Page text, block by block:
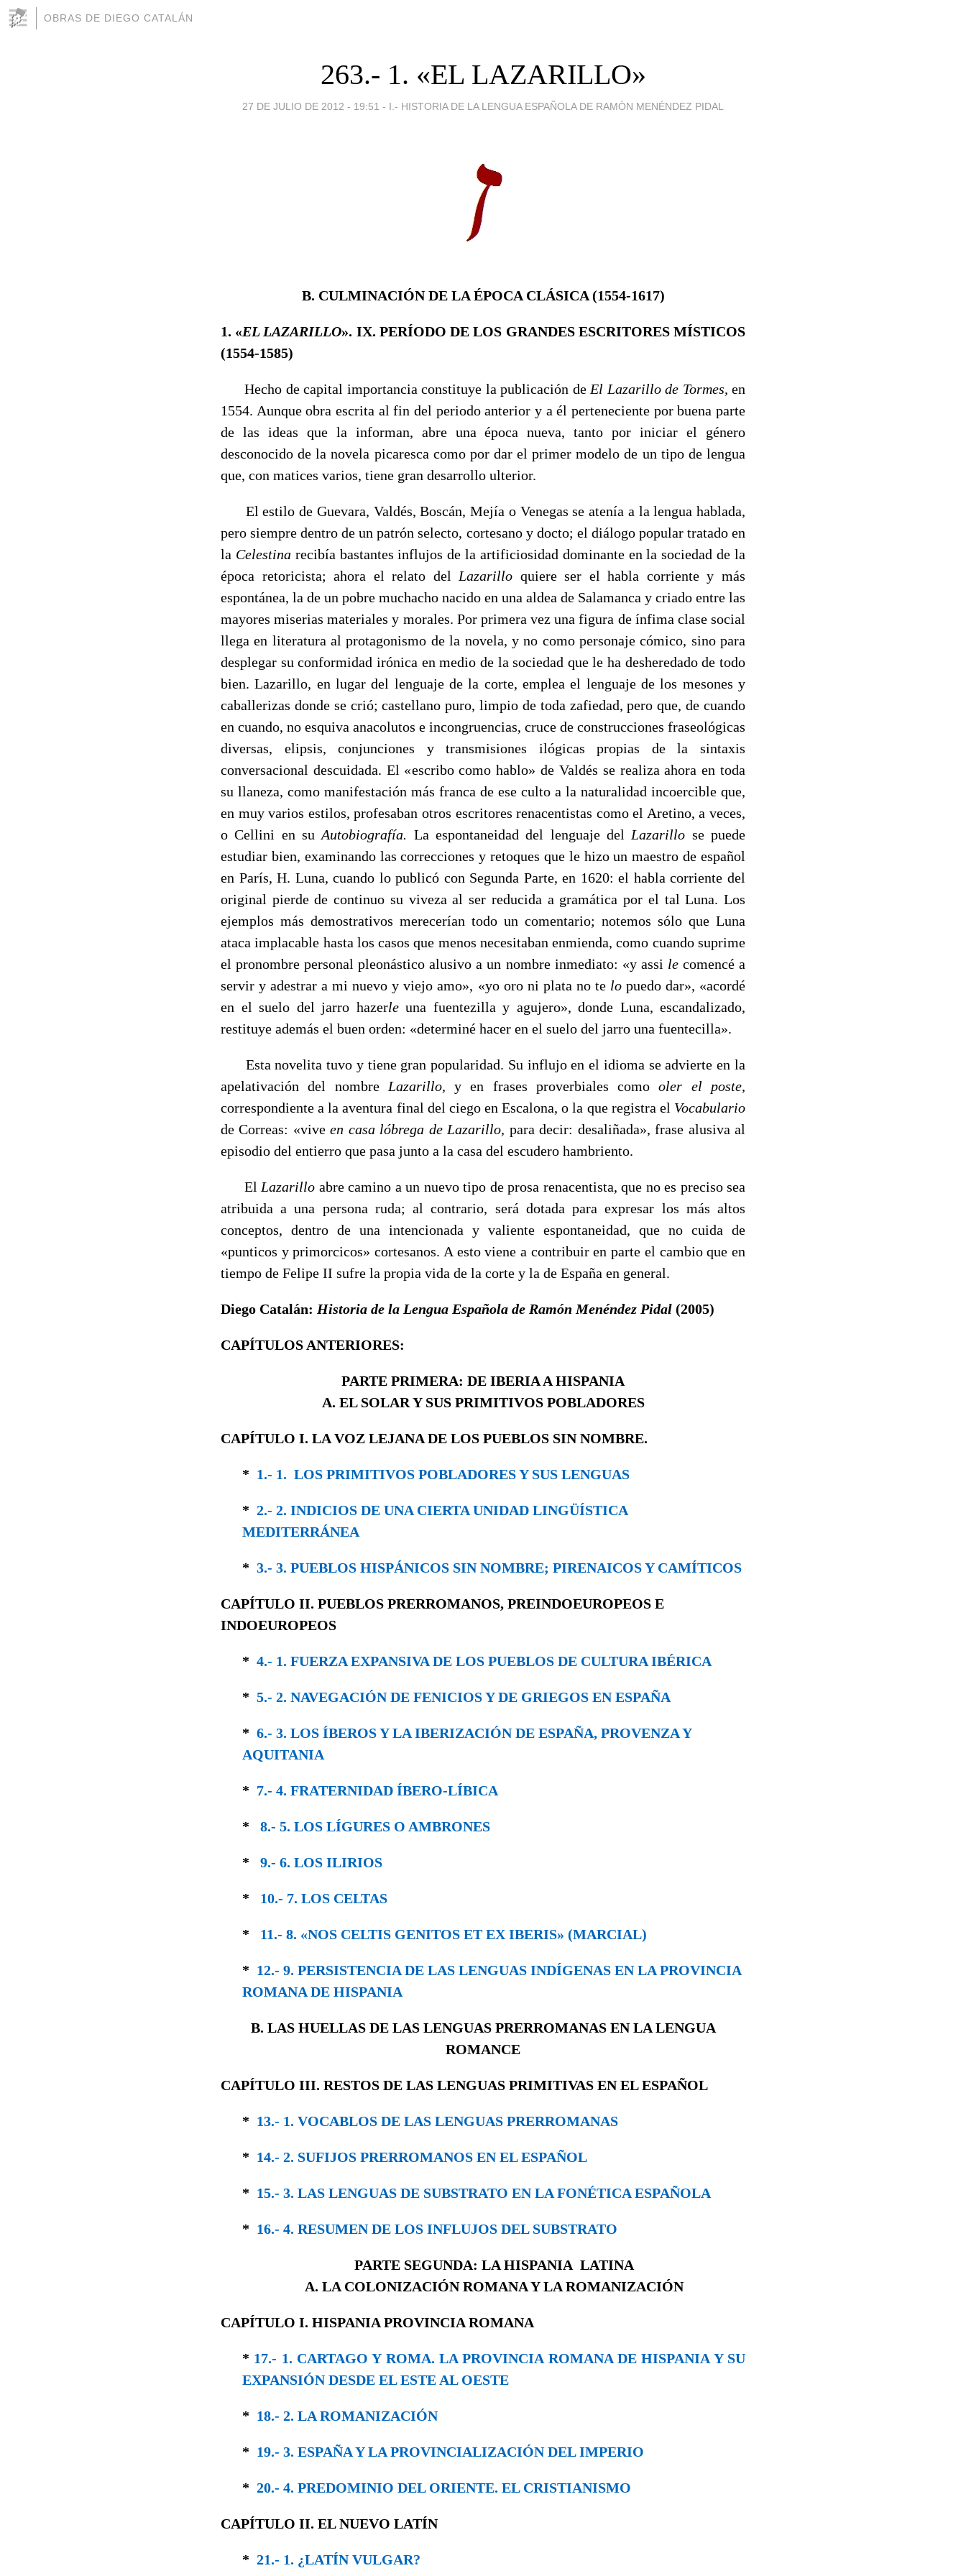
OBRAS DE DIEGO CATALÁN
263.- 1. «EL LAZARILLO»
27 DE JULIO DE 2012 - 19:51 - I.- HISTORIA DE LA LENGUA ESPAÑOLA DE RAMÓN MENÉNDEZ PIDAL
B. CULMINACIÓN DE LA ÉPOCA CLÁSICA (1554-1617)
1. «EL LAZARILLO». IX. PERÍODO DE LOS GRANDES ESCRITORES MÍSTICOS
(1554-1585)
Hecho de capital importancia constituye la publicación de El Lazarillo de Tormes, en
1554. Aunque obra escrita al fin del periodo anterior y a él perteneciente por buena parte
de las ideas que la informan, abre una época nueva, tanto por iniciar el género
desconocido de la novela picaresca como por dar el primer modelo de un tipo de lengua
que, con matices varios, tiene gran desarrollo ulterior.
El estilo de Guevara, Valdés, Boscán, Mejía o Venegas se atenía a la lengua hablada,
pero siempre dentro de un patrón selecto, cortesano y docto; el diálogo popular trata­do en
la Celestina recibía bastantes influjos de la artificiosidad dominante en la sociedad de la
época retoricista; aho­ra el relato del Lazarillo quiere ser el habla corriente y más
espontánea, la de un pobre muchacho nacido en una aldea de Salamanca y criado entre las
mayores miserias ma­teriales y morales. Por primera vez una figura de ínfima clase social
llega en literatura al protagonismo de la nove­la, y no como personaje cómico, sino para
desplegar su conformidad irónica en medio de la sociedad que le ha desheredado de todo
bien. Lazarillo, en lugar del lenguaje de la corte, emplea el lenguaje de los mesones y
caballeri­zas donde se crió; castellano puro, limpio de toda zafiedad, pero que, de cuando
en cuando, no esquiva anacolutos e incongruencias, cruce de construcciones fraseológicas
diversas, elipsis, conjunciones y transmisiones ilógicas propias de la sintaxis
conversacional descuidada. El «escribo como hablo» de Valdés se realiza ahora en toda
su llaneza, como manifestación más franca de ese culto a la naturalidad incoercible que,
en muy varios estilos, profesaban otros escri­tores renacentistas como el Aretino, a veces,
o Cellini en suAutobiografía. La espontaneidad del lenguaje del Lazari­llo se puede
estudiar bien, examinando las correcciones y retoques que le hizo un maestro de español
en París, H. Luna, cuando lo publicó con Segunda Parte, en 1620: el habla corriente del
original pierde de continuo su viveza al ser reducida a gramática por el tal Luna. Los
ejemplos más demostrativos merecerían todo un comentario; note­mos sólo que Luna
ataca implacable hasta los casos que menos necesitaban enmienda, como cuando suprime
el pronombre personal pleonástico alusivo a un nombre inme­diato: «y assi le comencé a
servir y adestrar a mi nuevo y viejo amo», «yo oro ni plata no te lo puedo dar», «acordé
en el suelo del jarro hazerle una fuentezilla y agujero», donde Luna, escandalizado,
restituye además el buen orden: «determiné hacer en el suelo del jarro una fuentecilla».
Esta novelita tuvo y tiene gran popularidad. Su influjo en el idioma se advierte en la
apelativación del nombre Lazari­llo,y en frases proverbiales comooler el poste,
correspondiente a la aventura final del ciego en Escalona, o la que registra el Vocabulario
de Correas: «viveen casa lóbrega de Lazarillo, para decir: desaliñada», frase alusiva al
episodio del entierro que pasa junto a la casa del escudero hambriento.
El Lazarillo abre camino a un nuevo tipo de prosa renacen­tista, que no es preciso sea
atribuida a una persona ruda; al contrario, será dotada para expresar los más altos
conceptos, dentro de una intencionada y valiente espontaneidad, que no cuida de
«punticos y primorcicos» cortesanos. A esto viene a contribuir en parte el cambio que en
tiempo de Felipe II sufre la propia vida de la corte y la de España en general.
Diego Catalán: Historia de la Lengua Española de Ramón Menéndez Pidal (2005)
CAPÍTULOS ANTERIORES:
PARTE PRIMERA: DE IBERIA A HISPANIA
A. EL SOLAR Y SUS PRIMITIVOS POBLADORES
CAPÍTULO I. LA VOZ LEJANA DE LOS PUEBLOS SIN NOMBRE.
* 1.- 1. LOS PRIMITIVOS POBLADORES Y SUS LENGUAS
* 2.- 2. INDICIOS DE UNA CIERTA UNIDAD LINGÜÍSTICA
MEDITERRÁNEA
* 3.- 3. PUEBLOS HISPÁNICOS SIN NOMBRE; PIRENAICOS Y CAMÍTICOS
CAPÍTULO II. PUEBLOS PRERROMANOS, PREINDOEUROPEOS E
INDOEUROPEOS
* 4.- 1. FUERZA EXPANSIVA DE LOS PUEBLOS DE CULTURA IBÉRICA
* 5.- 2. NAVEGACIÓN DE FENICIOS Y DE GRIEGOS EN ESPAÑA
* 6.- 3. LOS ÍBEROS Y LA IBERIZACIÓN DE ESPAÑA, PROVENZA Y
AQUITANIA
* 7.- 4. FRATERNIDAD ÍBERO-LÍBICA
* 8.- 5. LOS LÍGURES O AMBRONES
* 9.- 6. LOS ILIRIOS
* 10.- 7. LOS CELTAS
* 11.- 8. «NOS CELTIS GENITOS ET EX IBERIS» (MARCIAL)
* 12.- 9. PERSISTENCIA DE LAS LENGUAS IN­DÍGENAS EN LA PROVINCIA
ROMANA DE HISPANIA
B. LAS HUELLAS DE LAS LENGUAS PRERROMANAS EN LA LENGUA
ROMANCE
CAPÍTULO III. RESTOS DE LAS LENGUAS PRIMITIVAS EN EL ESPAÑOL
* 13.- 1. VOCABLOS DE LAS LENGUAS PRERRO­MANAS
* 14.- 2. SUFIJOS PRERROMANOS EN EL ESPAÑOL
* 15.- 3. LAS LENGUAS DE SUBSTRATO EN LA FONÉTICA ESPAÑOLA
* 16.- 4. RESUMEN DE LOS INFLUJOS DEL SUBSTRATO
PARTE SEGUNDA: LA HISPANIA LATINA
A. LA COLONIZACIÓN ROMANA Y LA ROMANIZACIÓN
CAPÍTULO I. HISPANIA PROVINCIA ROMANA
* 17.- 1. CARTAGO Y ROMA. LA PROVINCIA ROMANA DE HISPANIA Y SU
EXPANSIÓN DESDE EL ESTE AL OESTE
* 18.- 2. LA ROMANIZACIÓN
* 19.- 3. ESPAÑA Y LA PROVINCIALIZACIÓN DEL IMPERIO
* 20.- 4. PREDOMINIO DEL ORIENTE. EL CRISTIANISMO
CAPÍTULO II. EL NUEVO LATÍN
* 21.- 1. ¿LATÍN VULGAR?